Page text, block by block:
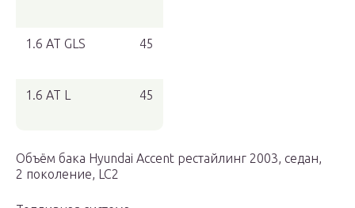
1.6 AT GLS 45
1.6 AT L 45
Объём бака Hyundai Accent рестайлинг 2003, седан,
2 поколение, LC2